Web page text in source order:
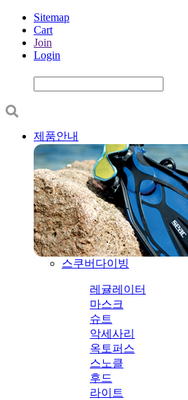
Sitemap
Cart
Join
Login
제품안내
스쿠버다이빙
레귤레이터
마스크
슈트
악세사리
옥토퍼스
스노클
후드
라이트